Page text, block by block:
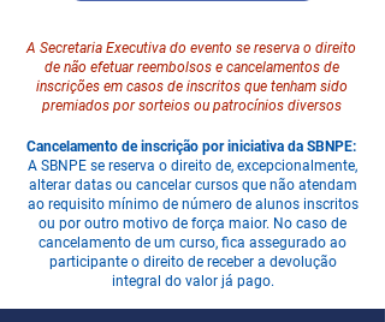
A Secretaria Executiva do evento se reserva o direito
de não efetuar reembolsos e cancelamentos de
inscrições em casos de inscritos que tenham sido
premiados por sorteios ou patrocínios diversos
Cancelamento de inscrição por iniciativa da SBNPE:
A SBNPE se reserva o direito de, excepcionalmente,
alterar datas ou cancelar cursos que não atendam
ao requisito mínimo de número de alunos inscritos
ou por outro motivo de força maior. No caso de
cancelamento de um curso, fica assegurado ao
participante o direito de receber a devolução
integral do valor já pago.